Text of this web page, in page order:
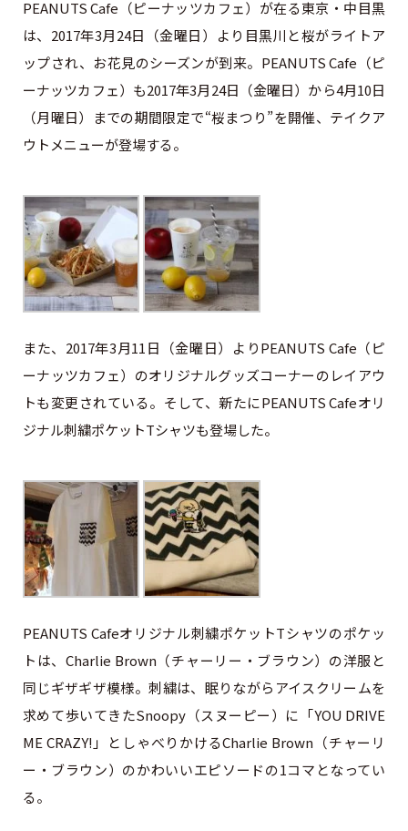
PEANUTS Cafe（ピーナッツカフェ）が在る東京・中目黒
は、2017年3月24日（金曜日）より目黒川と桜がライトア
ップされ、お花見のシーズンが到来。PEANUTS Cafe（ピ
ーナッツカフェ）も2017年3月24日（金曜日）から4月10日
（月曜日）までの期間限定で“桜まつり”を開催、テイクア
ウトメニューが登場する。
また、2017年3月11日（金曜日）よりPEANUTS Cafe（ピ
ーナッツカフェ）のオリジナルグッズコーナーのレイアウ
トも変更されている。そして、新たにPEANUTS Cafeオリ
ジナル刺繍ポケットTシャツも登場した。
PEANUTS Cafeオリジナル刺繍ポケットTシャツのポケッ
トは、Charlie Brown（チャーリー・ブラウン）の洋服と
同じギザギザ模様。刺繍は、眠りながらアイスクリームを
求めて歩いてきたSnoopy（スヌーピー）に「YOU DRIVE
ME CRAZY!」としゃべりかけるCharlie Brown（チャーリ
ー・ブラウン）のかわいいエピソードの1コマとなってい
る。